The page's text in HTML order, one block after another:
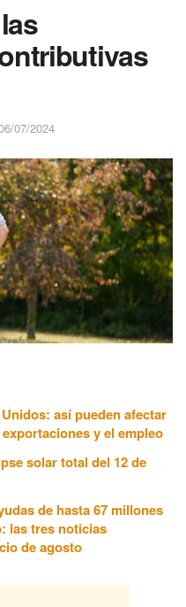
07/2024
así pueden afectar
y el empleo
solar total del 12 de
de hasta 67 millones
las tres noticias
de agosto